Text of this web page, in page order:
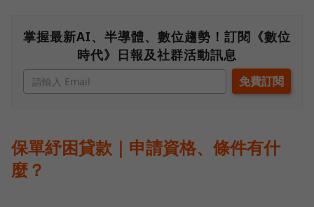
掌握最新AI、半導體、數位趨勢！訂閱《數位
時代》日報及社群活動訊息
保單紓困貸款｜申請資格、條件有什
麼？